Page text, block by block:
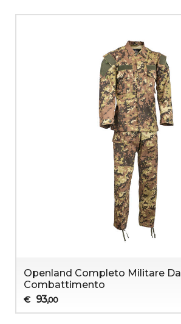
Openland Completo Militare Da
Combattimento
€ 93,00